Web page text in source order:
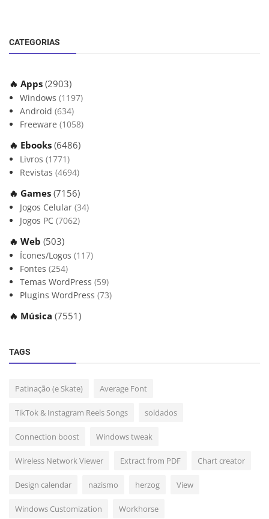
CATEGORIAS
🔥 Apps (2903)
Windows (1197)
Android (634)
Freeware (1058)
🔥 Ebooks (6486)
Livros (1771)
Revistas (4694)
🔥 Games (7156)
Jogos Celular (34)
Jogos PC (7062)
🔥 Web (503)
Ícones/Logos (117)
Fontes (254)
Temas WordPress (59)
Plugins WordPress (73)
🔥 Música (7551)
TAGS
Patinação (e Skate) Average Font
TikTok & Instagram Reels Songs soldados
Connection boost Windows tweak
Wireless Network Viewer Extract from PDF Chart creator
Design calendar nazismo herzog View
Windows Customization Workhorse